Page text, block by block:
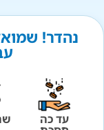
נהדר!
עד כה